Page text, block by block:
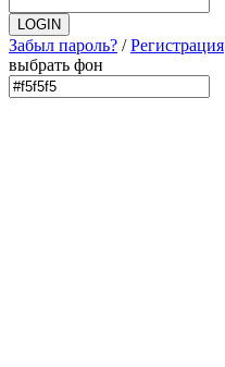
Забыл пароль? /Регистрация
выбрать фон